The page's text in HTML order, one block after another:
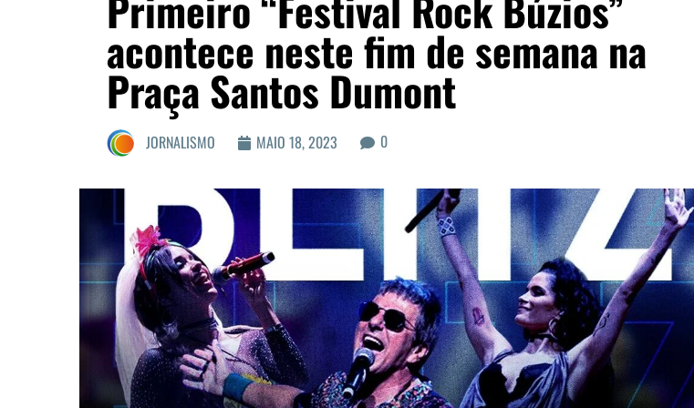
acontece neste fim de semana na
Praça Santos Dumont
JORNALISMO MAIO 18, 2023 0